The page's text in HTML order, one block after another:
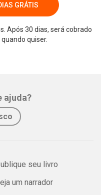
GRÁTIS
Após 30 dias, será cobrado
quiser.
ajuda?
seu livro
um narrador